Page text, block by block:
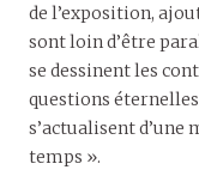
de l’exposition,
sont loin d’être
se dessinent les
questions
s’actualisent
temps ».